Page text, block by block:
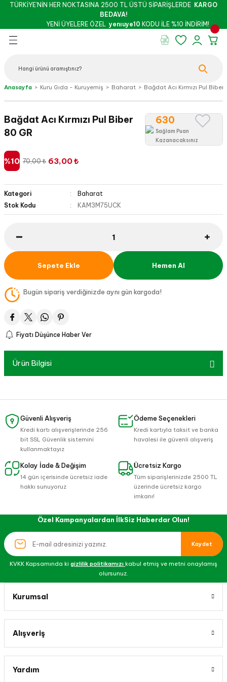
TÜRKİYE’NİN HER NOKTASINA 2500 TL ÜSTÜ SİPARİŞLERDE KARGO
BEDAVA!
YENİ ÜYELERE ÖZEL yenıuye10 KODU İLE %10 İNDİRİM!
Geri Dön
İthal Peynirler
Yöresel Peynirler
Geri Dön
& Salça
Geri Dön
Geri Dön
Geri Dön
Geri Dön
Anasayfa Kuru Gıda - Kuruyemiş Baharat Bağdat Acı Kırmızı Pul Biber
Bağdat Acı Kırmızı Pul Biber
80 GR
630
Sağlam Puan
Kazanacaksınız
%10 70,00 ₺ 63,00 ₺
Kategori
Baharat
Stok Kodu
KAM3M75UCK
Sepete Ekle Hemen Al
Bugün sipariş verdiğinizde aynı gün kargoda!
Fiyatı Düşünce Haber Ver
Ürün Bilgisi
Güvenli Alışveriş
Kredi kartı alışverişlerinde 256
bit SSL Güvenlik sistemini
kullanmaktayız
Ödeme Seçenekleri
Kredi kartıyla taksit ve banka
havalesi ile güvenli alışveriş
Kolay İade & Değişim
14 gün içerisinde ücretsiz iade
hakkı sunuyoruz
Ücretsiz Kargo
Tüm siparişlerinizde 2500 TL
üzerinde ücretsiz kargo
imkanı!
Özel Kampanyalardan İlkSiz Haberdar Olun!
Kaydet
KVKK Kapsamında ki gizlilik politikamızı kabul etmiş ve metni onaylamış
olursunuz.
Kurumsal
Alışveriş
Yardım